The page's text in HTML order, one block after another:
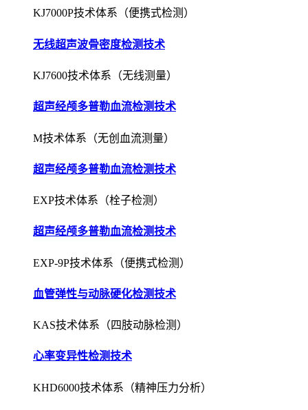
KJ7000P技术体系（便携式检测）
无线超声波骨密度检测技术
KJ7600技术体系（无线测量）
超声经颅多普勒血流检测技术
M技术体系（无创血流测量）
超声经颅多普勒血流检测技术
EXP技术体系（栓子检测）
超声经颅多普勒血流检测技术
EXP-9P技术体系（便携式检测）
血管弹性与动脉硬化检测技术
KAS技术体系（四肢动脉检测）
心率变异性检测技术
KHD6000技术体系（精神压力分析）